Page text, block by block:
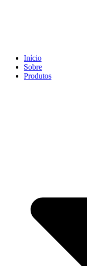
Início
Sobre
Produtos